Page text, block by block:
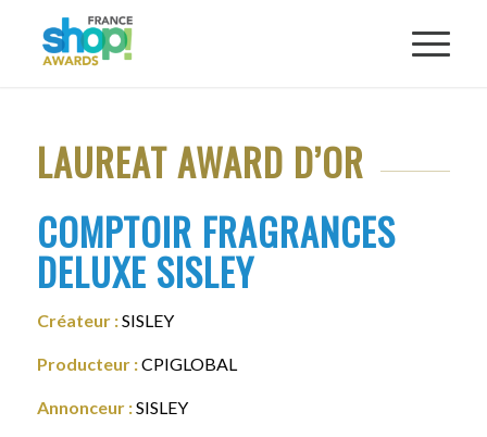
LAUREAT AWARD D’OR
COMPTOIR FRAGRANCES
DELUXE SISLEY
Créateur :SISLEY
Producteur :CPIGLOBAL
Annonceur :SISLEY